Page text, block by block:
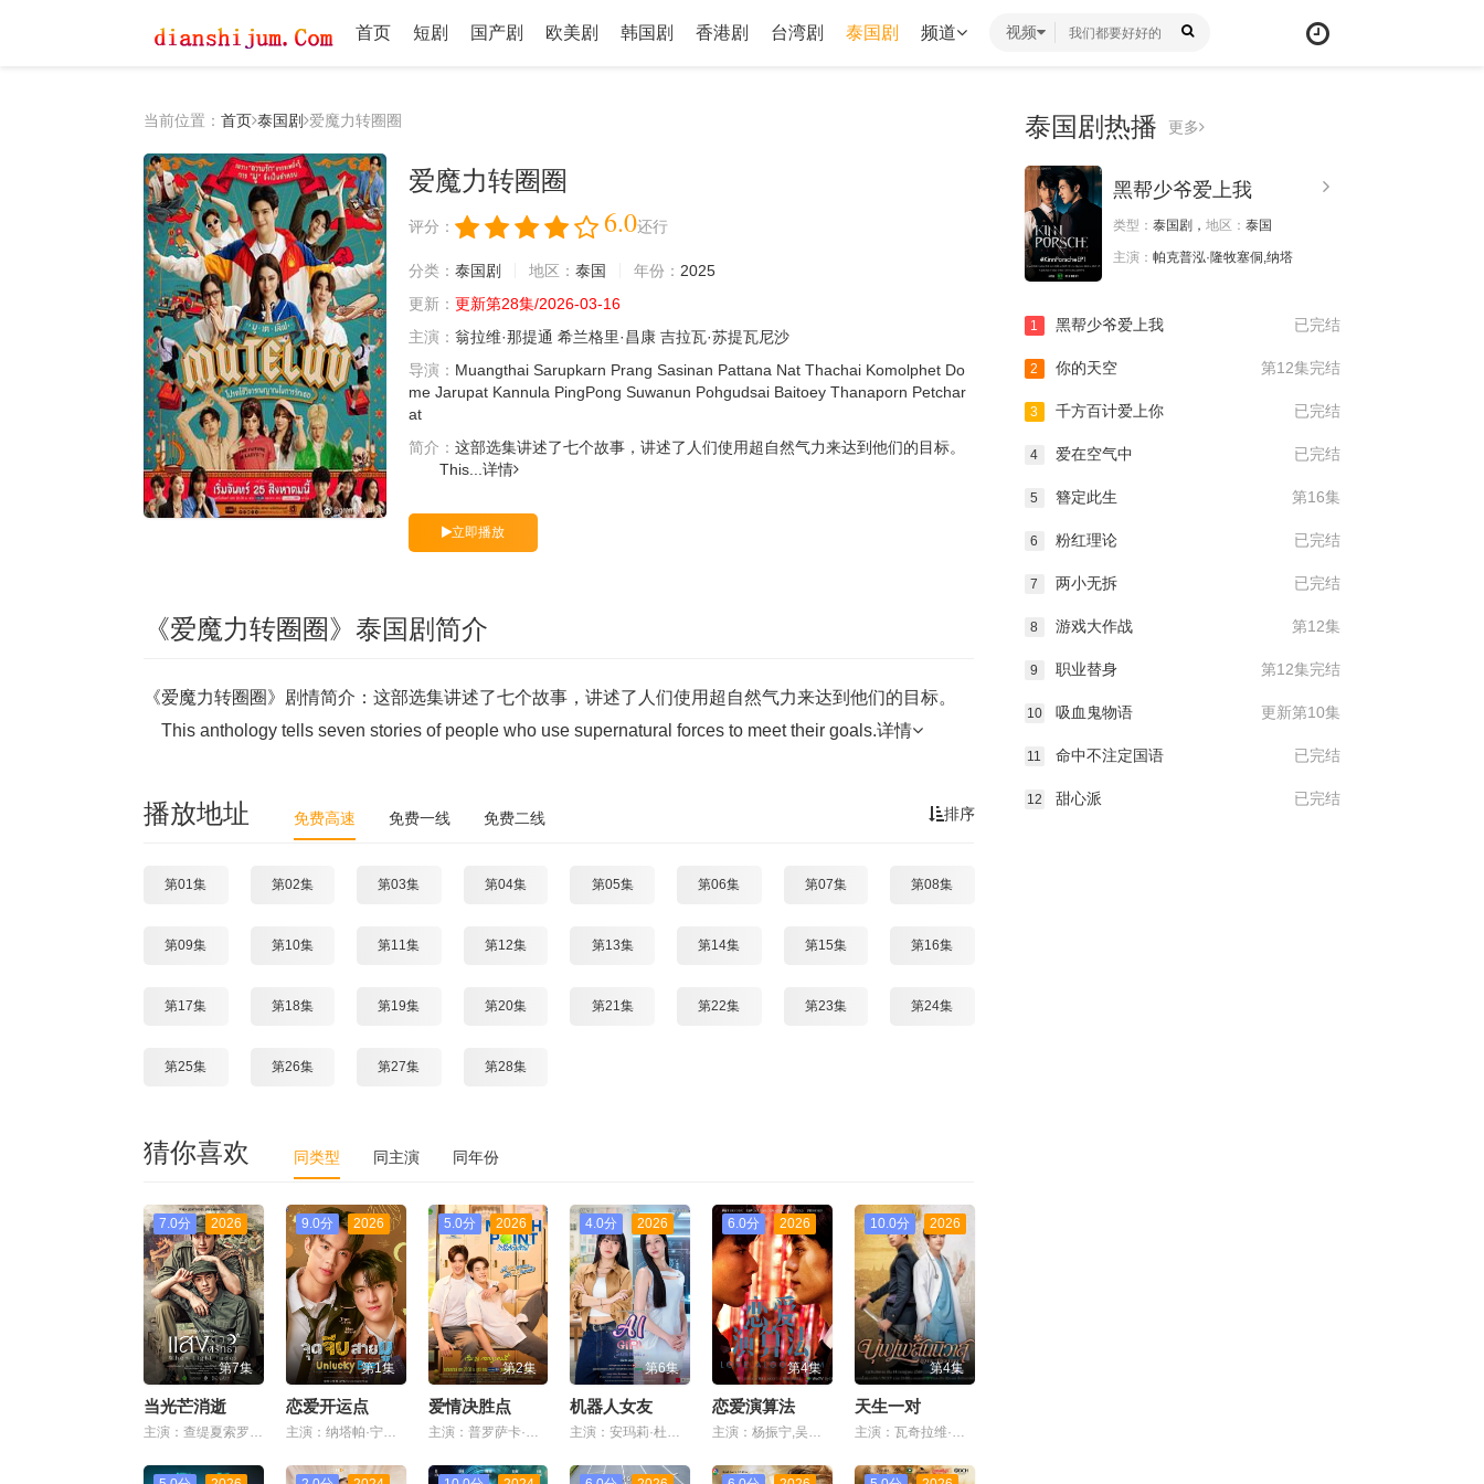
首页 短剧 国产剧 欧美剧 韩国剧 香港剧 台湾剧 泰国剧 频道 视频
当前位置： 首页 泰国剧 爱魔力转圈圈
爱魔力转圈圈
评分： 6.0还行
分类： 泰国剧 地区： 泰国 年份： 2025
更新： 更新第28集/2026-03-16
主演： 翁拉维·那提通 希兰格里·昌康 吉拉瓦·苏提瓦尼沙
导演： Muangthai Sarupkarn Prang Sasinan Pattana Nat Thachai Komolphet Do
me Jarupat Kannula PingPong Suwanun Pohgudsai Baitoey Thanaporn Petchar
at
简介： 这部选集讲述了七个故事，讲述了人们使用超自然气力来达到他们的目标。
This... 详情
立即播放
《爱魔力转圈圈》泰国剧简介
《爱魔力转圈圈》剧情简介：这部选集讲述了七个故事，讲述了人们使用超自然气力来达到他们的目标。
This anthology tells seven stories of people who use supernatural forces to meet their goals.详情
排序
播放地址 免费高速 免费一线 免费二线
第01集 第02集 第03集 第04集 第05集 第06集 第07集 第08集
第09集 第10集 第11集 第12集 第13集 第14集 第15集 第16集
第17集 第18集 第19集 第20集 第21集 第22集 第23集 第24集
第25集 第26集 第27集 第28集
猜你喜欢 同类型 同主演 同年份
7.0分 2026
第7集
当光芒消逝
主演：查缇夏索罗尔·彭皮邦
9.0分 2026
第1集
恋爱开运点
主演：纳塔帕·宁吉拉瓦,Tupthong Suwanrakanont,纳帕特·帕查拉恰瓦雷,帕纳功·拉克西里阿瑞,娜妮查·桑曼尼
5.0分 2026
第2集
爱情决胜点
主演：普罗萨卡·那·萨克那空,克里塔农·安查纳南,哈里·奇瓦嘎隆,瓦奇拉维·让维瓦,阿玛霖·妮缇布恩,恰约隆·西岚亚堤迪,维拉育特·查苏克
4.0分 2026
第6集
机器人女友
主演：安玛莉·杜瓦尔,卡薇萨拉·辛普洛
6.0分 2026
第4集
恋爱演算法
主演：杨振宁,吴清年,美好
10.0分 2026
第4集
天生一对
主演：瓦奇拉维·派桑固翁,塔纳朋·乌辛萨
泰国剧热播 更多
黑帮少爷爱上我
类型： 泰国剧， 地区： 泰国
主演： 帕克普泓·隆牧塞侗,纳塔
已完结
1 黑帮少爷爱上我
第12集完结
2 你的天空
已完结
3 千方百计爱上你
已完结
4 爱在空气中
第16集
5 簪定此生
已完结
6 粉红理论
已完结
7 两小无拆
第12集
8 游戏大作战
第12集完结
9 职业替身
更新第10集
10 吸血鬼物语
已完结
11 命中不注定国语
已完结
12 甜心派